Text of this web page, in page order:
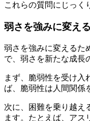
これらの質問にじっく
弱さを強みに変え
弱さを強みに変えるた
で、弱さを新たな成長
まず、脆弱性を受け
ば、脆弱性は人間関係
次に、困難を乗り越え
ます。たとえば、アス